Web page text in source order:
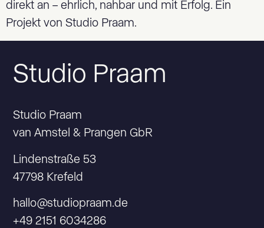
direkt an – ehrlich, nahbar und mit Erfolg. Ein
Projekt von Studio Praam.
Studio Praam
Studio Praam
van Amstel & Prangen GbR
Lindenstraße 53
47798 Krefeld
hallo@studiopraam.de
+49 2151 6034286